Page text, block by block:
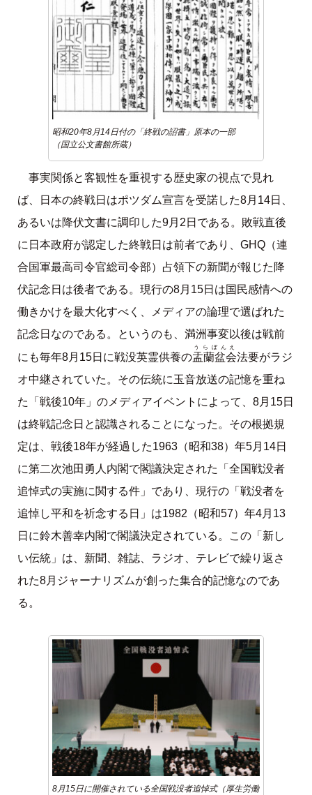
昭和20年8月14日付の「終戦の詔書」原本の一部
（国立公文書館所蔵）
事実関係と客観性を重視する歴史家の視点で見れ
ば、日本の終戦日はポツダム宣言を受諾した8月14日、
あるいは降伏文書に調印した9月2日である。敗戦直後
に日本政府が認定した終戦日は前者であり、GHQ（連
合国軍最高司令官総司令部）占領下の新聞が報じた降
伏記念日は後者である。現行の8月15日は国民感情への
働きかけを最大化すべく、メディアの論理で選ばれた
記念日なのである。というのも、満洲事変以後は戦前
にも毎年8月15日に戦没英霊供養の盂蘭盆会
うらぼんえ
法要がラジ
オ中継されていた。その伝統に玉音放送の記憶を重ね
た「戦後10年」のメディアイベントによって、8月15日
は終戦記念日と認識されることになった。その根拠規
定は、戦後18年が経過した1963（昭和38）年5月14日
に第二次池田勇人内閣で閣議決定された「全国戦没者
追悼式の実施に関する件」であり、現行の「戦没者を
追悼し平和を祈念する日」は1982（昭和57）年4月13
日に鈴木善幸内閣で閣議決定されている。この「新し
い伝統」は、新聞、雑誌、ラジオ、テレビで繰り返さ
れた8月ジャーナリズムが創った集合的記憶なのであ
る。
8月15日に開催されている全国戦没者追悼式（厚生労働